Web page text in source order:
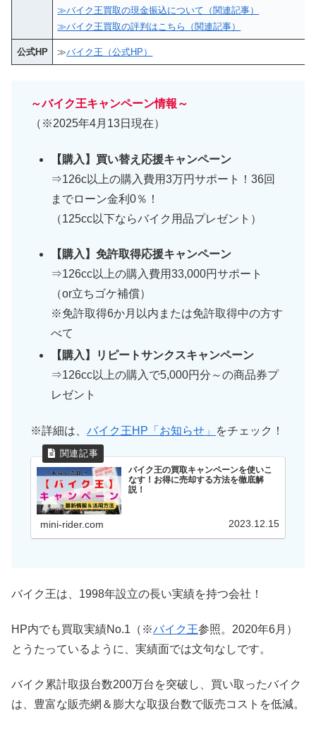
≫バイク王買取の現金振込について（関連記事）
≫バイク王買取の評判はこちら（関連記事）
公式HP ≫バイク王（公式HP）
～バイク王キャンペーン情報～
（※2025年4月13日現在）
【購入】買い替え応援キャンペーン
⇒126c以上の購入費用3万円サポート！36回
までローン金利0％！
（125cc以下ならバイク用品プレゼント）
【購入】免許取得応援キャンペーン
⇒126cc以上の購入費用33,000円サポート
（or立ちゴケ補償）
※免許取得6か月以内または免許取得中の方す
べて
【購入】リピートサンクスキャンペーン
⇒126cc以上の購入で5,000円分～の商品券プ
レゼント
※詳細は、 バイク王HP「お知らせ」 をチェック！
バイク王の買取キャンペーンを使いこ
なす！お得に売却する方法を徹底解
説！
mini-rider.com 2023.12.15
バイク王は、1998年設立の長い実績を持つ会社！
HP内でも買取実績No.1（※バイク王参照。2020年6月）
とうたっているように、実績面では文句なしです。
バイク累計取扱台数200万台を突破し、買い取ったバイク
は、豊富な販売網＆膨大な取扱台数で販売コストを低減。